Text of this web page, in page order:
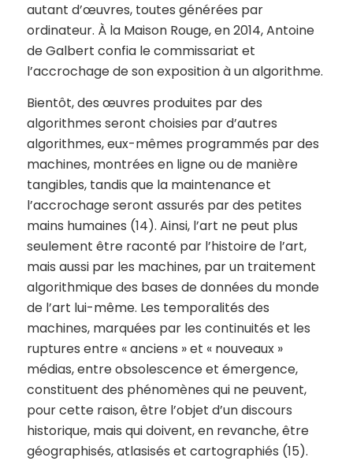
autant d’œuvres, toutes générées par
ordinateur. À la Maison Rouge, en 2014, Antoine
de Galbert confia le commissariat et
l’accrochage de son exposition à un algorithme.
Bientôt, des œuvres produites par des
algorithmes seront choisies par d’autres
algorithmes, eux-mêmes programmés par des
machines, montrées en ligne ou de manière
tangibles, tandis que la maintenance et
l’accrochage seront assurés par des petites
mains humaines (14). Ainsi, l’art ne peut plus
seulement être raconté par l’histoire de l’art,
mais aussi par les machines, par un traitement
algorithmique des bases de données du monde
de l’art lui-même. Les temporalités des
machines, marquées par les continuités et les
ruptures entre « anciens » et « nouveaux »
médias, entre obsolescence et émergence,
constituent des phénomènes qui ne peuvent,
pour cette raison, être l’objet d’un discours
historique, mais qui doivent, en revanche, être
géographisés, atlasisés et cartographiés (15).